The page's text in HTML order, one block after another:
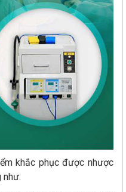
khắc phục được nhược
như: